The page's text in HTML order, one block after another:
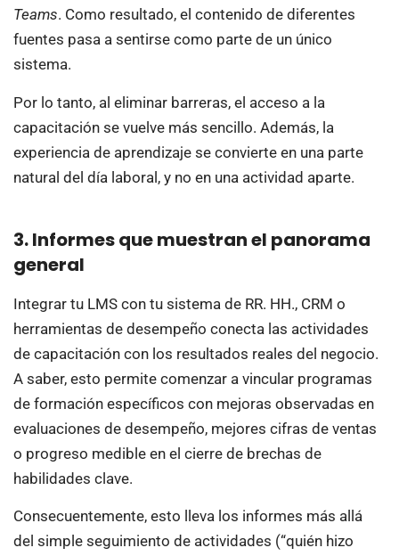
Teams. Como resultado, el contenido de diferentes
fuentes pasa a sentirse como parte de un único
sistema.
Por lo tanto, al eliminar barreras, el acceso a la
capacitación se vuelve más sencillo. Además, la
experiencia de aprendizaje se convierte en una parte
natural del día laboral, y no en una actividad aparte.
3. Informes que muestran el panorama
general
Integrar tu LMS con tu sistema de RR. HH., CRM o
herramientas de desempeño conecta las actividades
de capacitación con los resultados reales del negocio.
A saber, esto permite comenzar a vincular programas
de formación específicos con mejoras observadas en
evaluaciones de desempeño, mejores cifras de ventas
o progreso medible en el cierre de brechas de
habilidades clave.
Consecuentemente, esto lleva los informes más allá
del simple seguimiento de actividades (“quién hizo